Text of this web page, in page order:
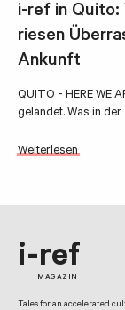
i-ref in Quito:
riesen
Ankunft
QUITO - HERE WE
gelandet. Was in
Weiterlesen
i-ref
MAGAZIN
Tales for an accelerated